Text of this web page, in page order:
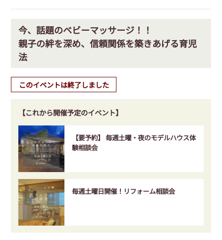
今、話題のベビーマッサージ！！
親子の絆を深め、信頼関係を築きあげる育児
法
このイベントは終了しました
【これから開催予定のイベント】
【要予約】 毎週土曜・夜のモデルハウス体
験相談会
毎週土曜日開催！リフォーム相談会